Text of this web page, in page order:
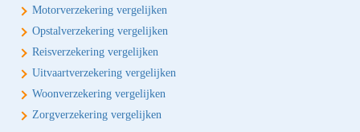
Motorverzekering vergelijken
Opstalverzekering vergelijken
Reisverzekering vergelijken
Uitvaartverzekering vergelijken
Woonverzekering vergelijken
Zorgverzekering vergelijken